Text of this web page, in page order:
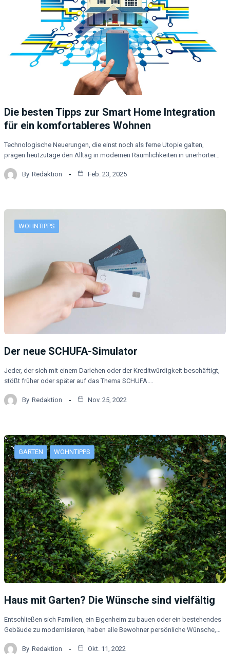
Die besten Tipps zur Smart Home Integration
für ein komfortableres Wohnen
Technologische Neuerungen, die einst noch als ferne Utopie galten,
prägen heutzutage den Alltag in modernen Räumlichkeiten in unerhörter…
By Redaktion Feb. 23, 2025
WOHNTIPPS
Der neue SCHUFA-Simulator
Jeder, der sich mit einem Darlehen oder der Kreditwürdigkeit beschäftigt,
stößt früher oder später auf das Thema SCHUFA.…
By Redaktion Nov. 25, 2022
GARTEN WOHNTIPPS
Haus mit Garten? Die Wünsche sind vielfältig
Entschließen sich Familien, ein Eigenheim zu bauen oder ein bestehendes
Gebäude zu modernisieren, haben alle Bewohner persönliche Wünsche,…
By Redaktion Okt. 11, 2022